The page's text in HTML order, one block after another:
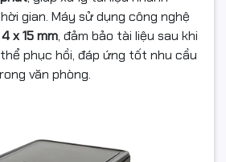
gian. Máy sử dụng công nghệ
x 15 mm, đảm bảo tài liệu sau khi
phục hồi, đáp ứng tốt nhu cầu
văn phòng.